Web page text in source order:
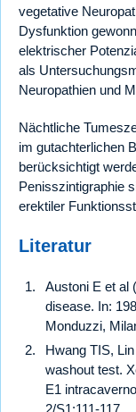
vegetative
Dysfunktion
elektrischer
als
Neuropathien und
Nächtliche
im gutachterlichen
berücksichtigt
Penisszintigraphie
erektiler
Literatur
Austoni E et al
disease. In:
Monduzzi,
Hwang TIS,
washout test.
E1
2/S1:111-117